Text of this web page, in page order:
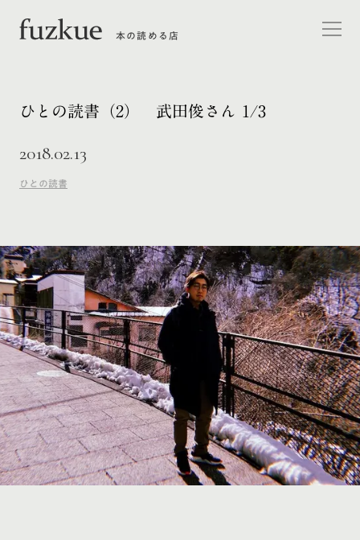
本の読める店
ひとの読書（2） 武田俊さん 1/3
2018.02.13
ひとの読書